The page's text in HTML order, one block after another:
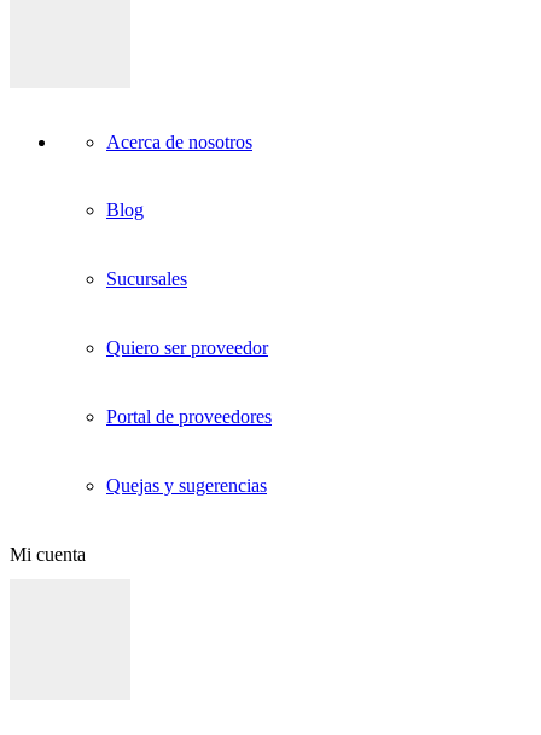
Acerca de nosotros
Blog
Sucursales
Quiero ser proveedor
Portal de proveedores
Quejas y sugerencias
Mi cuenta